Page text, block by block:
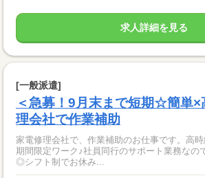
求人詳細を見る
[一般派遣]
＜急募！9月末まで短期☆簡単×
理会社で作業補助
家電修理会社で、作業補助のお仕事です。高
期間限定ワーク♪社員同行のサポート業務なの
◎シフト制でお休み...